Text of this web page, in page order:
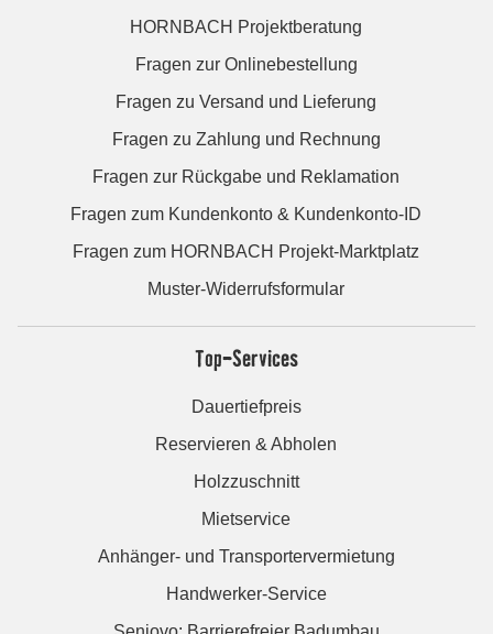
HORNBACH Projektberatung
Fragen zur Onlinebestellung
Fragen zu Versand und Lieferung
Fragen zu Zahlung und Rechnung
Fragen zur Rückgabe und Reklamation
Fragen zum Kundenkonto & Kundenkonto-ID
Fragen zum HORNBACH Projekt-Marktplatz
Muster-Widerrufsformular
Top-Services
Dauertiefpreis
Reservieren & Abholen
Holzzuschnitt
Mietservice
Anhänger- und Transportervermietung
Handwerker-Service